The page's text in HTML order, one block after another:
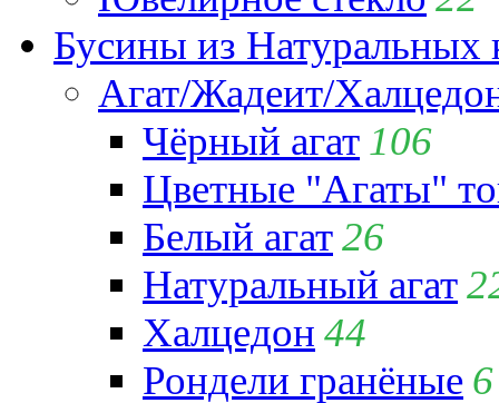
Бусины из Натуральных
Агат/Жадеит/
Чёрный агат 106
Цветные "Агаты"
Белый агат26
Натуральный агат
Халцедон 44
Рондели гранёные 6